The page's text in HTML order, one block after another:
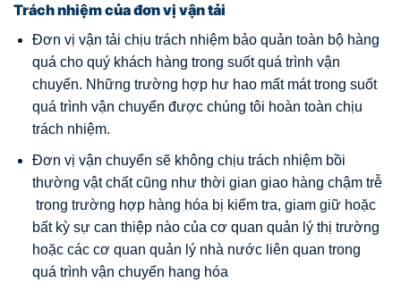
Trách nhiệm của đơn vị vận tải
Đơn vị vận tải chịu trách nhiệm bảo quản toàn bộ hàng
quá cho quý khách hàng trong suốt quá trình vận
chuyển. Những trường hợp hư hao mất mát trong suốt
quá trình vận chuyển được chúng tôi hoàn toàn chịu
trách nhiệm.
Đơn vị vận chuyển sẽ không chịu trách nhiệm bồi
thường vật chất cũng như thời gian giao hàng chậm trễ
trong trường hợp hàng hóa bị kiểm tra, giam giữ hoặc
bất kỳ sự can thiệp nào của cơ quan quản lý thị trường
hoặc các cơ quan quản lý nhà nước liên quan trong
quá trình vận chuyển hang hóa